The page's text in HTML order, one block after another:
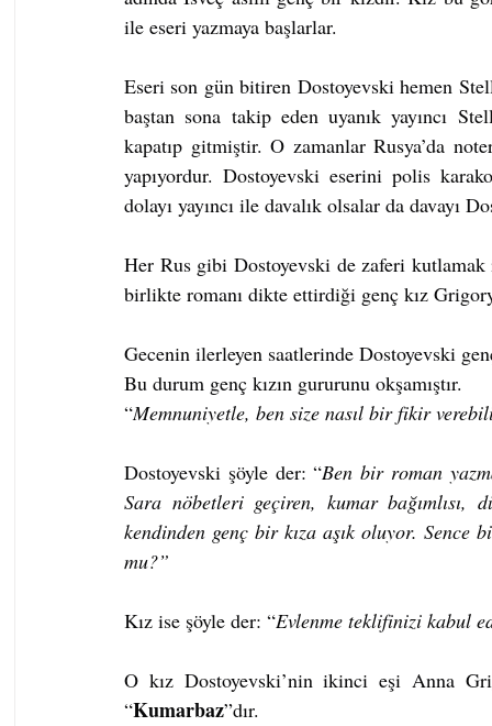
ile eseri yazmaya başlarlar.
Eseri son gün bitiren Dostoyevski hemen
baştan sona takip eden uyanık yayıncı
kapatıp gitmiştir. O zamanlar Rusya’da
yapıyordur. Dostoyevski eserini polis
dolayı yayıncı ile davalık olsalar da davayı
Her Rus gibi Dostoyevski de zaferi
birlikte romanı dikte ettirdiği genç kız
Gecenin ilerleyen saatlerinde Dostoyevski
Bu durum genç kızın gururunu okşamıştır.
“Memnuniyetle, ben size nasıl bir fikir
Dostoyevski şöyle der: “Ben bir roman
Sara nöbetleri geçiren, kumar bağımlısı,
kendinden genç bir kıza aşık oluyor.
mu?”
Kız ise şöyle der: “Evlenme teklifinizi kabul
O kız Dostoyevski’nin ikinci eşi Anna
“Kumarbaz”dır.